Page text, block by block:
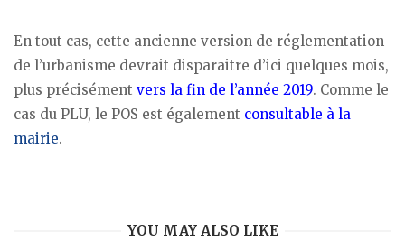
En tout cas, cette ancienne version de réglementation
de l’urbanisme devrait disparaitre d’ici quelques mois,
plus précisément vers la fin de l’année 2019. Comme le
cas du PLU, le POS est également consultable à la
mairie.
YOU MAY ALSO LIKE